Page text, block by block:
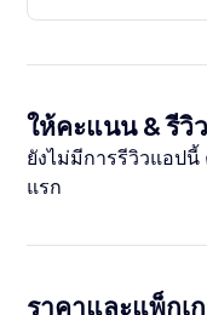
ให้คะแนน & รีวิว
ยังไม่มีการรีวิวแอป
แรก
ราคาและแพ็กเ